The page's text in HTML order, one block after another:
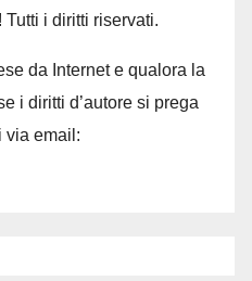
i diritti riservati.
da Internet e qualora la
i diritti d’autore si prega
via email: